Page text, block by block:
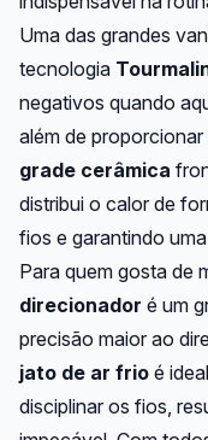
Uma das grandes
tecnologia
negativos quando
além de
grade cerâmica
distribui o calor de
fios e garantindo
Para quem gosta de
direcionador é um
precisão maior ao
jato de ar frio é
disciplinar os fios,